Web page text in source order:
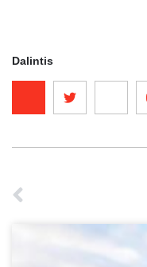
Dalintis